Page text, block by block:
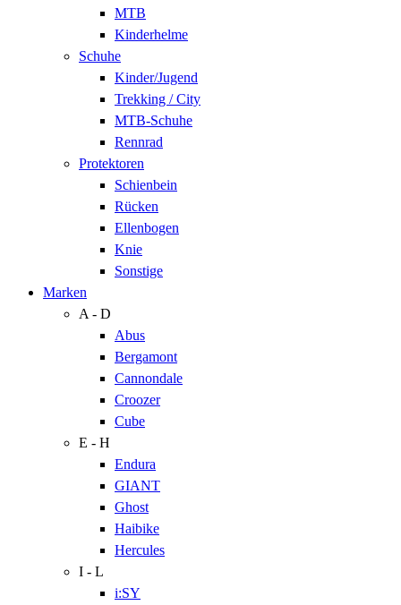
MTB
Kinderhelme
Schuhe
Kinder/Jugend
Trekking / City
MTB-Schuhe
Rennrad
Protektoren
Schienbein
Rücken
Ellenbogen
Knie
Sonstige
Marken
A - D
Abus
Bergamont
Cannondale
Croozer
Cube
E - H
Endura
GIANT
Ghost
Haibike
Hercules
I - L
i:SY